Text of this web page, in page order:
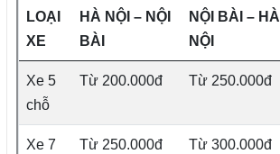
LOẠI
XE
HÀ NỘI – NỘI
BÀI
NỘI BÀI – HÀ
NỘI
Xe 5
chỗ
Từ 200.000đ Từ 250.000đ
Xe 7
Từ 250.000đ Từ 300.000đ